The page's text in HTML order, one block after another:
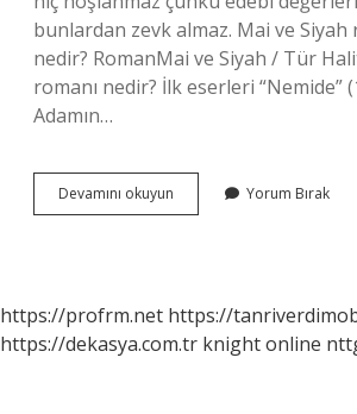
bunlardan zevk almaz. Mai ve
nedir? RomanMai ve Siyah / Tür
romanı nedir? İlk eserleri “Nemide”
Adamın…
Devamını okuyun
Cemil
Yorum Bırak
https://profrm.net https://
https://dekasya.com.tr knight online